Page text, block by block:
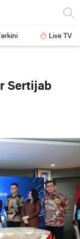
Live TV
Sertijab